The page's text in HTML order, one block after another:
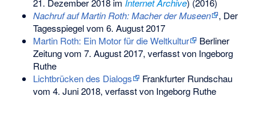
21. Dezember 2018 im Internet Archive) (2016)
Nachruf auf Martin Roth: Macher der Museen
, Der
Tagesspiegel vom 6. August 2017
Martin Roth: Ein Motor für die Weltkultur
Berliner
Zeitung vom 7. August 2017, verfasst von Ingeborg
Ruthe
Lichtbrücken des Dialogs
Frankfurter Rundschau
vom 4. Juni 2018, verfasst von Ingeborg Ruthe